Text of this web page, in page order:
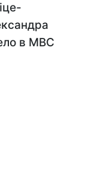
в МВС